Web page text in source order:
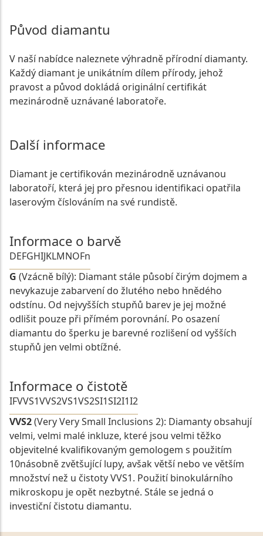
Původ diamantu
V naší nabídce naleznete výhradně přírodní diamanty.
Každý diamant je unikátním dílem přírody, jehož
pravost a původ dokládá originální certifikát
mezinárodně uznávané laboratoře.
Další informace
Diamant je certifikován mezinárodně uznávanou
laboratoří, která jej pro přesnou identifikaci opatřila
laserovým číslováním na své rundistě.
Informace o barvě
DEFGHIJKLMNOFn
G (Vzácně bílý): Diamant stále působí čirým dojmem a
nevykazuje zabarvení do žlutého nebo hnědého
odstínu. Od nejvyšších stupňů barev je jej možné
odlišit pouze při přímém porovnání. Po osazení
diamantu do šperku je barevné rozlišení od vyšších
stupňů jen velmi obtížné.
Informace o čistotě
IFVVS1VVS2VS1VS2SI1SI2I1I2
VVS2(Very Very Small Inclusions 2): Diamanty obsahují
velmi, velmi malé inkluze, které jsou velmi těžko
objevitelné kvalifikovaným gemologem s použitím
10násobně zvětšující lupy, avšak větší nebo ve větším
množství než u čistoty VVS1. Použití binokulárního
mikroskopu je opět nezbytné. Stále se jedná o
investiční čistotu diamantu.